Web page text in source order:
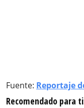
Fuente: Reportaje
Recomendado para